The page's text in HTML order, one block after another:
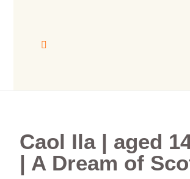
Caol Ila | aged
| A Dream of